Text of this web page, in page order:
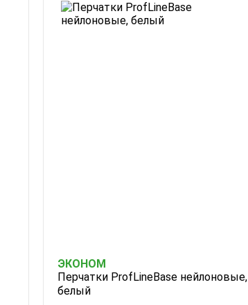
ЭКОНОМ
Перчатки ProfLineBase нейлоновые,
белый